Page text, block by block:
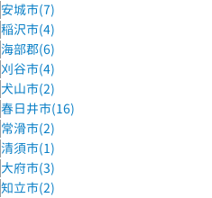
安城市(7)
稲沢市(4)
海部郡(6)
刈谷市(4)
犬山市(2)
春日井市(16)
常滑市(2)
清須市(1)
大府市(3)
知立市(2)